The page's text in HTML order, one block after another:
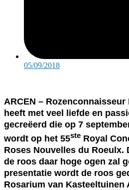
05/09/2018
ARCEN –
heeft met veel liefde en
gecreëerd die op 7
wordt op het 55ste Royal
Roses Nouvelles du Roeulx.
de roos daar hoge ogen zal
presentatie wordt de roos
Rosarium van Kasteeltuinen